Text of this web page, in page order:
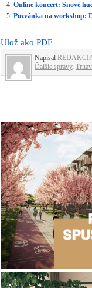
Online koncert: Snové
Pozvánka na workshop:
Ulož ako PDF
Napísal
Ďalšie správy,